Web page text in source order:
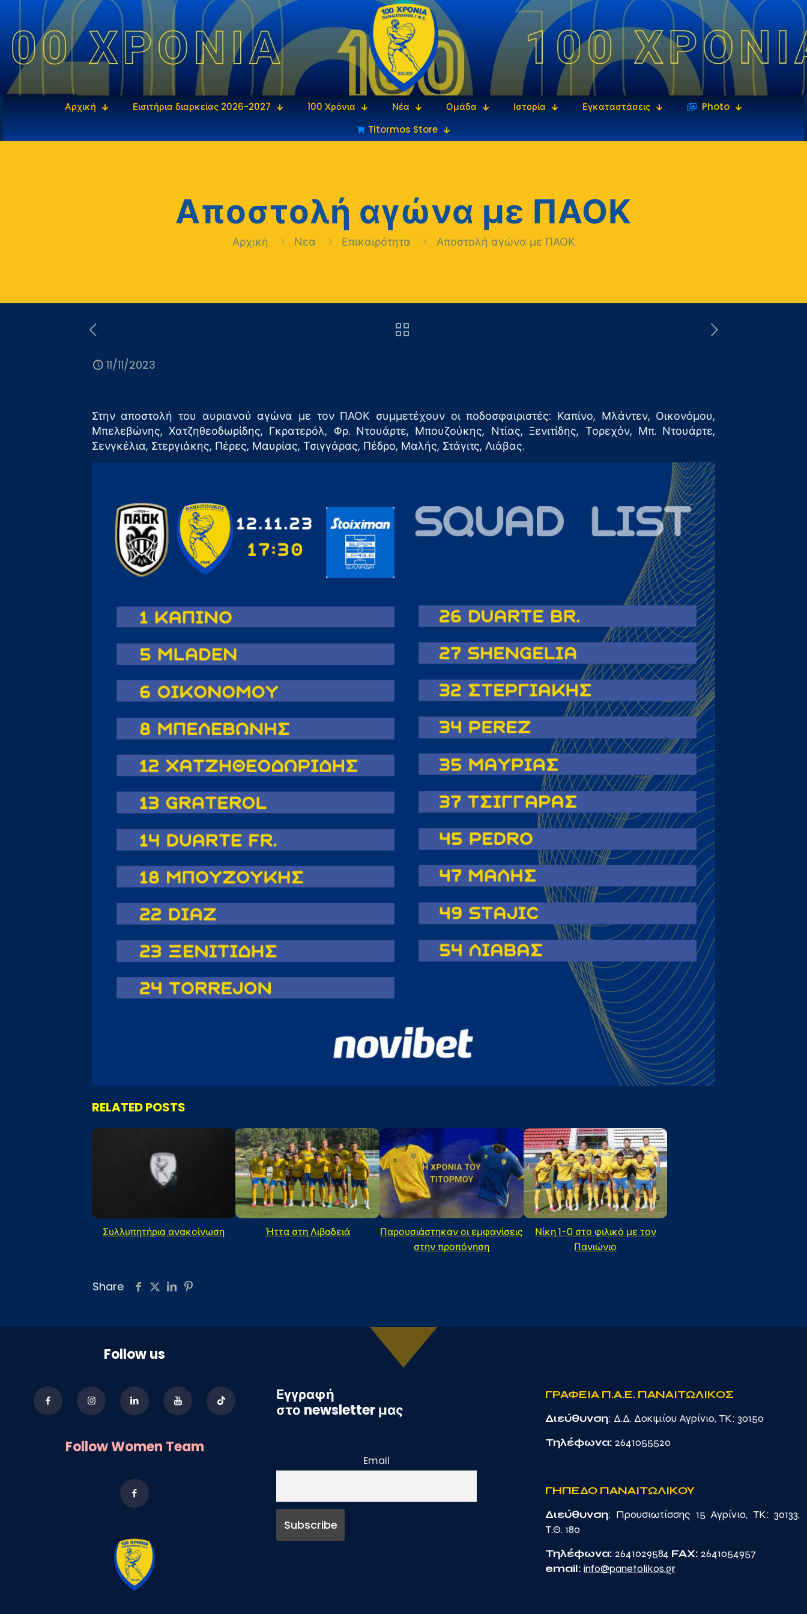
Αρχική Εισιτήρια διαρκείας 2026-2027 100 Χρόνια Νέα Ομάδα Ιστορία Εγκαταστάσεις
‎‏‏‎ ‎Photo
Titormos Store
Αποστολή αγώνα με ΠΑΟΚ
Αρχική Νεα Επικαιρότητα Αποστολή αγώνα με ΠΑΟΚ
11/11/2023
Στην αποστολή του αυριανού αγώνα με τον ΠΑΟΚ συμμετέχουν οι ποδοσφαιριστές: Καπίνο, Μλάντεν, Οικονόμου,
Μπελεβώνης, Χατζηθεοδωρίδης, Γκρατερόλ, Φρ. Ντουάρτε, Μπουζούκης, Ντίας, Ξενιτίδης, Τορεχόν, Μπ. Ντουάρτε,
Σενγκέλια, Στεργιάκης, Πέρες, Μαυρίας, Τσιγγάρας, Πέδρο, Μαλής, Στάγιτς, Λιάβας.
RELATED POSTS
Συλλυπητήρια ανακοίνωση Ήττα στη Λιβαδειά
Παρουσιάστηκαν οι εμφανίσεις
στην προπόνηση
Νίκη 1-0 στο φιλικό με τον
Πανιώνιο
Share
Follow us
Follow Women Team
Εγγραφή
στο newsletter μας
Email
ΓΡΑΦΕΙΑ Π.Α.Ε. ΠΑΝΑΙΤΩΛΙΚΟΣ
Διεύθυνση: Δ.Δ. Δοκιμίου Αγρίνιο, TK: 30150
Τηλέφωνα: 2641055520
ΓΗΠΕΔΟ ΠΑΝΑΙΤΩΛΙΚΟΥ
Διεύθυνση: Προυσιωτίσσης 15 Αγρίνιο, TK: 30133,
Τ.Θ. 180
Τηλέφωνα: 2641029584 FAX: 2641054957
email: info@panetolikos.gr